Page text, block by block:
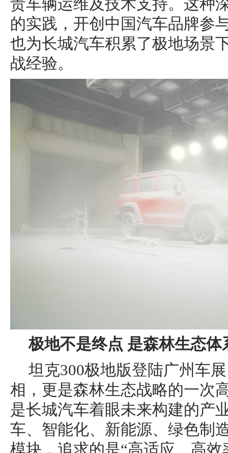
责车辆运维及技术支持。这种
的实践，开创中国汽车品牌参
也为长城汽车积累了极地场景
战经验。
极地不是终点 是森林生态体
坦克300极地版登陆广州车
相，更是森林生态战略的一次
是长城汽车着眼未来构建的产
车、智能化、新能源、绿色制
模块，追求的是“高适应、高